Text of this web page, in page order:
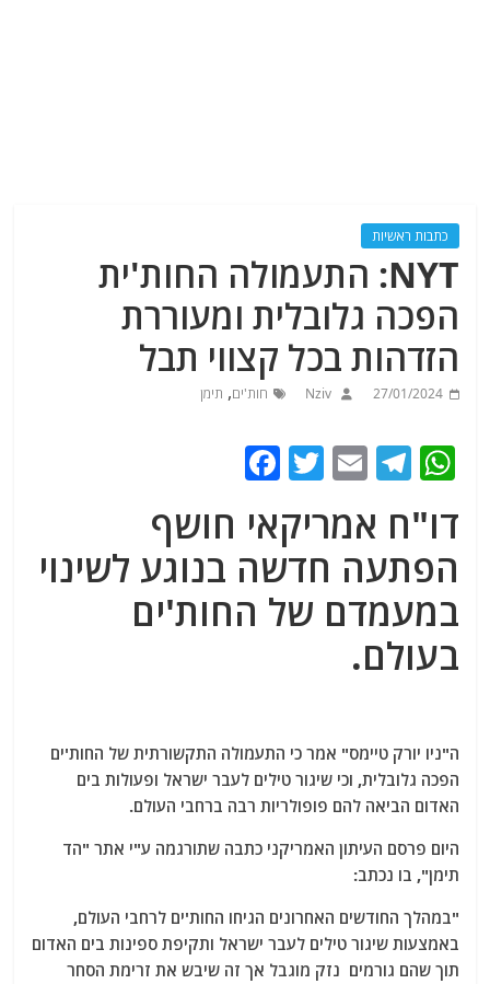
כתבות ראשיות
NYT: התעמולה החות'ית
הפכה גלובלית ומעוררת
הזדהות בכל קצווי תבל
27/01/2024
Nziv חות'ים, תימן
W
at
s
A
p
p
T
e
g
ra
m
E
ai
l
T
itt
er
c
e
b
o
דו"ח אמריקאי חושף
הפתעה חדשה בנוגע לשינוי
במעמדם של החות'ים
בעולם.
ה"ניו יורק טיימס" אמר כי התעמולה התקשורתית של החות'ים
הפכה גלובלית, וכי שיגור טילים לעבר ישראל ופעולות בים
האדום הביאה להם פופולריות רבה ברחבי העולם.
היום פרסם העיתון האמריקני כתבה שתורגמה ע"י אתר "הד
תימן", בו נכתב:
"במהלך החודשים האחרונים הגיחו החות'ים לרחבי העולם,
באמצעות שיגור טילים לעבר ישראל ותקיפת ספינות בים האדום
תוך שהם גורמים נזק מוגבל אך זה שיבש את זרימת הסחר